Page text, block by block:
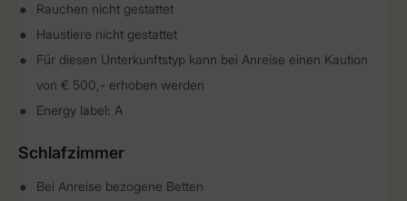
Rauchen nicht gestattet
Haustiere nicht gestattet
Für diesen Unterkunftstyp kann bei Anreise einen Kaution
von € 500,- erhoben werden
Energy label: A
Schlafzimmer
Bei Anreise bezogene Betten